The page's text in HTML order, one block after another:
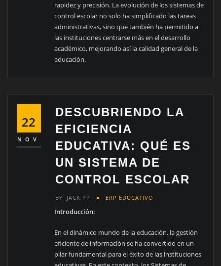
rapidez y precisión. La evolución de los sistemas de
control escolar no solo ha simplificado las tareas
administrativas, sino que también ha permitido a
las instituciones centrarse más en el desarrollo
académico, mejorando así la calidad general de la
educación.
22
NOV
DESCUBRIENDO LA
EFICIENCIA
EDUCATIVA: QUÉ ES
UN SISTEMA DE
CONTROL ESCOLAR
BY JACK PP ERP EDUCATIVO
Introducción:
En el dinámico mundo de la educación, la gestión
eficiente de información se ha convertido en un
pilar fundamental para el éxito de las instituciones